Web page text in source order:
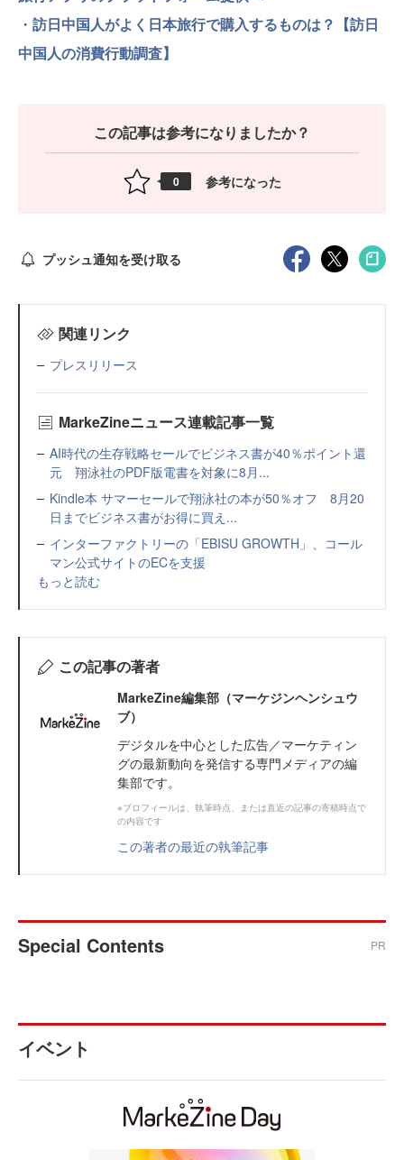
・ 訪日中国人がよく日本旅行で購入するものは？【訪日
中国人の消費行動調査】
この記事は参考になりましたか？
0 参考になった
プッシュ通知を受け取る
関連リンク
プレスリリース
MarkeZineニュース連載記事一覧
AI時代の生存戦略セールでビジネス書が40％ポイント還
元 翔泳社のPDF版電書を対象に8月...
Kindle本 サマーセールで翔泳社の本が50％オフ 8月20
日までビジネス書がお得に買え...
インターファクトリーの「EBISU GROWTH」、コール
マン公式サイトのECを支援
もっと読む
この記事の著者
MarkeZine編集部（マーケジンヘンシュウ
ブ）
デジタルを中心とした広告／マーケティン
グの最新動向を発信する専門メディアの編
集部です。
※プロフィールは、執筆時点、または直近の記事の寄稿時点で
の内容です
この著者の最近の執筆記事
Special Contents PR
イベント